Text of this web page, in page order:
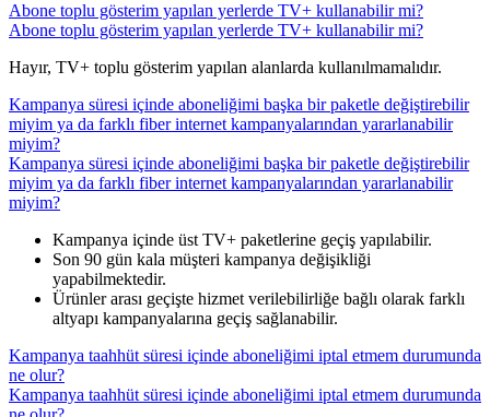
Abone toplu gösterim yapılan yerlerde TV+ kullanabilir mi?
Abone toplu gösterim yapılan yerlerde TV+ kullanabilir mi?
​​Hayır, TV+ toplu gösterim yapılan alanlarda kullanılmamalıdır.
Kampanya süresi içinde aboneliğimi başka bir paketle değiştirebilir
miyim ya da farklı fiber internet kampanyalarından yararlanabilir
miyim?
Kampanya süresi içinde aboneliğimi başka bir paketle değiştirebilir
miyim ya da farklı fiber internet kampanyalarından yararlanabilir
miyim?
​Kampanya içinde üst TV+ paketlerine geçiş yapılabilir.
Son 90 gün kala müşteri kampanya değişikliği
yapabilmektedir.
Ürünler arası geçişte hizmet verilebilirliğe bağlı olarak farklı
altyapı kampanyalarına geçiş sağlanabilir. ​​​​
Kampanya taahhüt süresi içinde aboneliğimi iptal etmem durumunda
ne olur?
Kampanya taahhüt süresi içinde aboneliğimi iptal etmem durumunda